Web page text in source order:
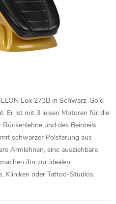
Lux 273B in Schwarz-Gold
Er ist mit 3 leisen Motoren für die
Rückenlehne und des Beinteils
mit schwarzer Polsterung aus
Armlehnen, eine ausziehbare
machen ihn zur idealen
Kliniken oder Tattoo-Studios.